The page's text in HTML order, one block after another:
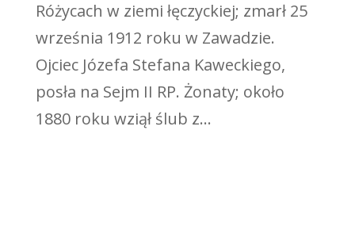
Różycach w ziemi łęczyckiej; zmarł 25
września 1912 roku w Zawadzie.
Ojciec Józefa Stefana Kaweckiego,
posła na Sejm II RP. Żonaty; około
1880 roku wziął ślub z...